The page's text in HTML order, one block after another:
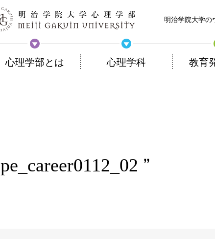
心理学部とは 心理学科 教育
明治学院大学の
pe_career0112_02